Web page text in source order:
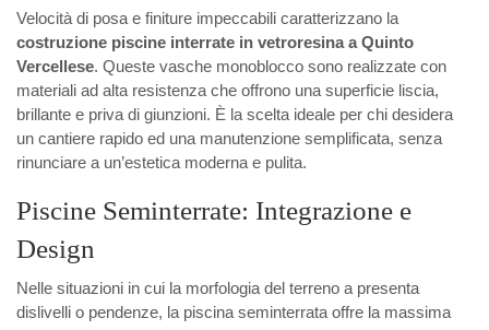
Velocità di posa e finiture impeccabili caratterizzano la
costruzione piscine interrate in vetroresina a Quinto
Vercellese. Queste vasche monoblocco sono realizzate con
materiali ad alta resistenza che offrono una superficie liscia,
brillante e priva di giunzioni. È la scelta ideale per chi desidera
un cantiere rapido ed una manutenzione semplificata, senza
rinunciare a un’estetica moderna e pulita.
Piscine Seminterrate: Integrazione e
Design
Nelle situazioni in cui la morfologia del terreno a presenta
dislivelli o pendenze, la piscina seminterrata offre la massima